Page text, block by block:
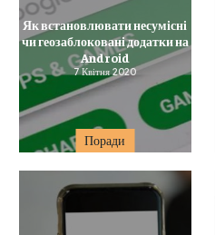
Поради
Як встановлювати несумісні
чи геозаблоковані додатки на
Android
7 Квітня 2020